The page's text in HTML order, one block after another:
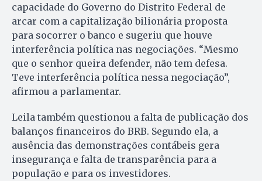
capacidade do Governo do Distrito Federal de
arcar com a capitalização bilionária proposta
para socorrer o banco e sugeriu que houve
interferência política nas negociações. “Mesmo
que o senhor queira defender, não tem defesa.
Teve interferência política nessa negociação”,
afirmou a parlamentar.
Leila também questionou a falta de publicação dos
balanços financeiros do BRB. Segundo ela, a
ausência das demonstrações contábeis gera
insegurança e falta de transparência para a
população e para os investidores.